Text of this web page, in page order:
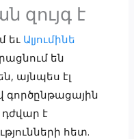
զույգ է
եւ Ալյումինե
են
այնպես էլ
դժվար է
հետ.